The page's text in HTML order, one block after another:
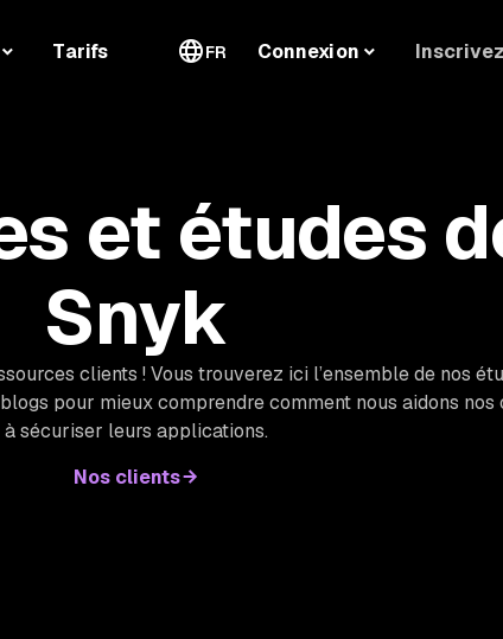
Tarifs FR Connexion
et études
Snyk
clients ! Vous trouverez ici l’ensemble de nos
pour mieux comprendre comment nous aidons nos
à sécuriser leurs applications.
Nos clients